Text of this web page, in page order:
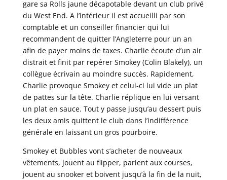
gare sa Rolls jaune décapotable devant un club privé
du West End. A l’intérieur il est accueilli par son
comptable et un conseiller financier qui lui
recommandent de quitter l’Angleterre pour un an
afin de payer moins de taxes. Charlie écoute d’un air
distrait et finit par repérer Smokey (Colin Blakely), un
collègue écrivain au moindre succès. Rapidement,
Charlie provoque Smokey et celui-ci lui vide un plat
de pattes sur la tête. Charlie réplique en lui versant
un plat en sauce. Tout y passe jusqu’au dessert puis
les deux amis quittent le club dans l’indifférence
générale en laissant un gros pourboire.
Smokey et Bubbles vont s’acheter de nouveaux
vêtements, jouent au flipper, parient aux courses,
jouent au snooker et boivent jusqu’à la fin de la nuit,